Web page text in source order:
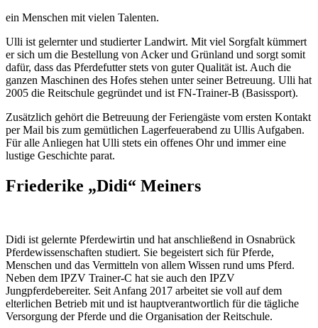
ein Menschen mit vielen Talenten.
Ulli ist gelernter und studierter Landwirt. Mit viel Sorgfalt kümmert
er sich um die Bestellung von Acker und Grünland und sorgt somit
dafür, dass das Pferdefutter stets von guter Qualität ist. Auch die
ganzen Maschinen des Hofes stehen unter seiner Betreuung. Ulli hat
2005 die Reitschule gegründet und ist FN-Trainer-B (Basissport).
Zusätzlich gehört die Betreuung der Feriengäste vom ersten Kontakt
per Mail bis zum gemütlichen Lagerfeuerabend zu Ullis Aufgaben.
Für alle Anliegen hat Ulli stets ein offenes Ohr und immer eine
lustige Geschichte parat.
Friederike „Didi“ Meiners
Didi ist gelernte Pferdewirtin und hat anschließend in Osnabrück
Pferdewissenschaften studiert. Sie begeistert sich für Pferde,
Menschen und das Vermitteln von allem Wissen rund ums Pferd.
Neben dem IPZV Trainer-C hat sie auch den IPZV
Jungpferdebereiter. Seit Anfang 2017 arbeitet sie voll auf dem
elterlichen Betrieb mit und ist hauptverantwortlich für die tägliche
Versorgung der Pferde und die Organisation der Reitschule.